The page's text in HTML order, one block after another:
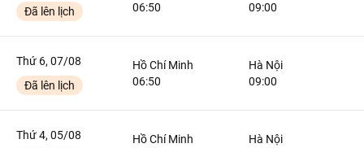
Đã lên lịch
06:50
09:00
Thứ 6, 07/08
Đã lên lịch
Hồ Chí Minh
06:50
Hà Nội
09:00
Thứ 4, 05/08
Hồ Chí Minh
Hà Nội